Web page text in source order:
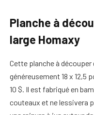
Planche à
large Homaxy
Cette planche à
généreusement 18 x 12,5
10 $. Il est fabriqué en
couteaux et ne lessivera